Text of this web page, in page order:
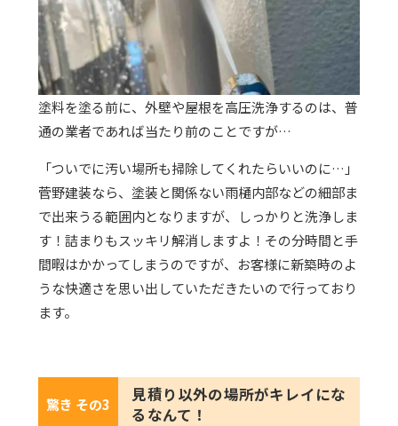
塗料を塗る前に、外壁や屋根を高圧洗浄するのは、普
通の業者であれば当たり前のことですが…
「ついでに汚い場所も掃除してくれたらいいのに…」
菅野建装なら、塗装と関係ない雨樋内部などの細部ま
で出来うる範囲内となりますが、しっかりと洗浄しま
す！詰まりもスッキリ解消しますよ！その分時間と手
間暇はかかってしまうのですが、お客様に新築時のよ
うな快適さを思い出していただきたいので行っており
ます。
驚き その3
見積り以外の場所がキレイにな
るなんて！